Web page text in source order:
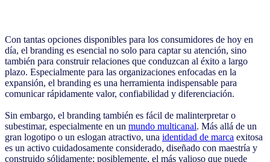
Con tantas opciones disponibles para los consumidores de hoy en
día, el branding es esencial no solo para captar su atención, sino
también para construir relaciones que conduzcan al éxito a largo
plazo. Especialmente para las organizaciones enfocadas en la
expansión, el branding es una herramienta indispensable para
comunicar rápidamente valor, confiabilidad y diferenciación.
Sin embargo, el branding también es fácil de malinterpretar o
subestimar, especialmente en un mundo multicanal. Más allá de un
gran logotipo o un eslogan atractivo, una identidad de marca exitosa
es un activo cuidadosamente considerado, diseñado con maestría y
construido sólidamente; posiblemente, el más valioso que puede